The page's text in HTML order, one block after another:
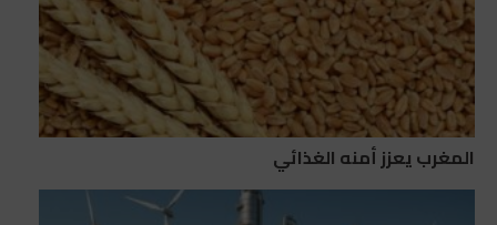
المغرب يعزز أمنه الغذائي